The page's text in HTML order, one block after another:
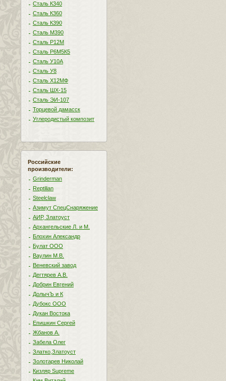
Сталь К340
Сталь К360
Сталь К390
Сталь М390
Сталь Р12М
Сталь Р6М5К5
Сталь У10А
Сталь У8
Сталь Х12МФ
Сталь ШХ-15
Сталь ЭИ-107
Торцевой дамасск
Углеродистый композит
Российские
производители:
Grinderman
Reptilian
Steelclaw
Азимут СпецСнаряжение
АИР, Златоуст
Архангельские Л. и М.
Блохин Александр
Булат ООО
Ваулин М.В.
Веневский завод
Дегтярев А.В.
Добрин Евгений
ДолычЪ и К
Дубокс ООО
Дукан Востока
Епишкин Сергей
Жбанов А.
Забела Олег
Златко,Златоуст
Золотарев Николай
Кизляр Supreme